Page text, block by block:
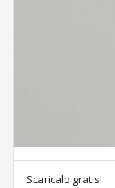
Scaricalo gratis!